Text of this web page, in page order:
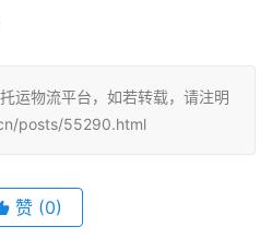
运物流平台，如若转载，请注明
posts/55290.html
赞 (0)